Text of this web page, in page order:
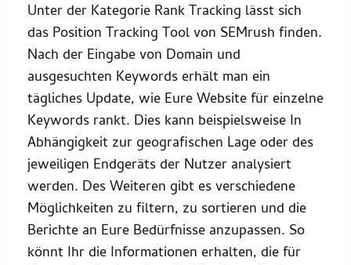
Unter der Kategorie Rank Tracking lässt sich
das Position Tracking Tool von SEMrush finden.
Nach der Eingabe von Domain und
ausgesuchten Keywords erhält man ein
tägliches Update, wie Eure Website für einzelne
Keywords rankt. Dies kann beispielsweise In
Abhängigkeit zur geografischen Lage oder des
jeweiligen Endgeräts der Nutzer analysiert
werden. Des Weiteren gibt es verschiedene
Möglichkeiten zu filtern, zu sortieren und die
Berichte an Eure Bedürfnisse anzupassen. So
könnt Ihr die Informationen erhalten, die für